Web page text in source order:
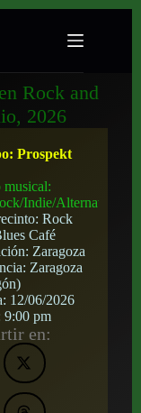
Rock and
2026
Prospekt
musical:
Indie/Alternativo
Rock
Café
Zaragoza
Zaragoza
12/06/2026
9:00 pm
en: